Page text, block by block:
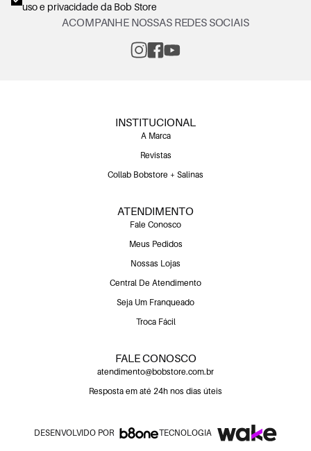
uso e privacidadeda Bob Store
ACOMPANHE NOSSAS REDES SOCIAIS
INSTITUCIONAL
A Marca
Revistas
Collab Bobstore + Salinas
ATENDIMENTO
Fale Conosco
Meus Pedidos
Nossas Lojas
Central De Atendimento
Seja Um Franqueado
Troca Fácil
FALE CONOSCO
atendimento@bobstore.com.br
Resposta em até 24h nos dias úteis
DESENVOLVIDO POR TECNOLOGIA